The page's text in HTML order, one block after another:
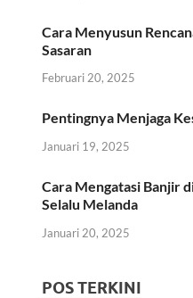
Cara Menyusun
Sasaran
Februari 20, 2025
Pentingnya Menjaga
Januari 19, 2025
Cara Mengatasi Banjir
Selalu Melanda
Januari 20, 2025
POS TERKINI